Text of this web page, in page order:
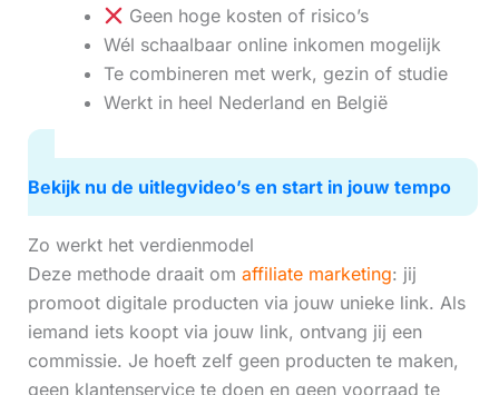
Geen hoge kosten of risico’s
Wél schaalbaar online inkomen mogelijk
Te combineren met werk, gezin of studie
Werkt in heel Nederland en België
Bekijk nu de uitlegvideo’s en start in jouw tempo
Zo werkt het verdienmodel
Deze methode draait om affiliate marketing: jij
promoot digitale producten via jouw unieke link. Als
iemand iets koopt via jouw link, ontvang jij een
commissie. Je hoeft zelf geen producten te maken,
geen klantenservice te doen en geen voorraad te